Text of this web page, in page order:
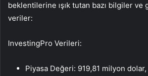
beklentilerine ışık tutan bazı bilgiler ve
veriler:
InvestingPro Verileri:
Piyasa Değeri: 919,81 milyon